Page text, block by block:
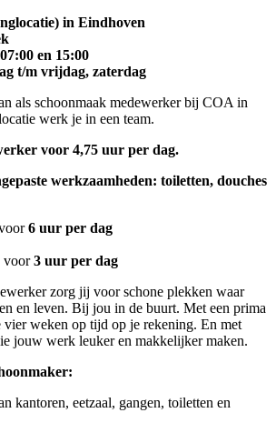
in Eindhoven
en 15:00
t/m vrijdag, zaterdag
als schoonmaak medewerker bij COA in
werk je in een team.
voor 4,75 uur per dag.
werkzaamheden: toiletten, douches
6 uur per dag
voor3 uur per dag
zorg jij voor schone plekken waar
en leven. Bij jou in de buurt. Met een prima
vier weken op tijd op je rekening. En met
jouw werk leuker en makkelijker maken.
kantoren, eetzaal, gangen, toiletten en